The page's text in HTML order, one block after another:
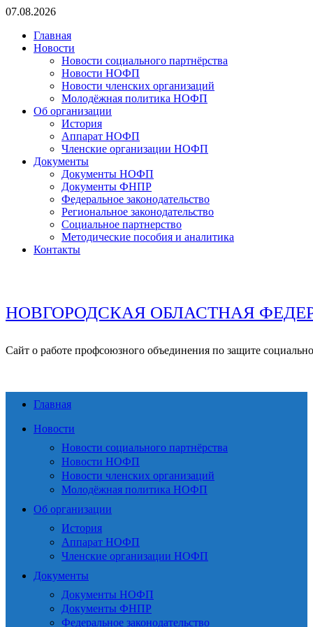
Перейти
содержимому
07.08.2026
Главная
Новости
Новости социального партнёрства
Новости НОФП
Новости членских организаций
Молодёжная политика НОФП
Об организации
История
Аппарат НОФП
Членские организации НОФП
Документы
Документы НОФП
Документы ФНПР
Федеральное законодательство
Региональное законодательство
Социальное партнерство
Методические пособия и аналитика
Контакты
НОВГОРОДСКАЯ ОБЛАСТНАЯ
Сайт о работе профсоюзного объединения по защите
Главная
Новости
Новости социального партнёрства
Новости НОФП
Новости членских организаций
Молодёжная политика НОФП
Об организации
История
Аппарат НОФП
Членские организации НОФП
Документы
Документы НОФП
Документы ФНПР
Федеральное законодательство